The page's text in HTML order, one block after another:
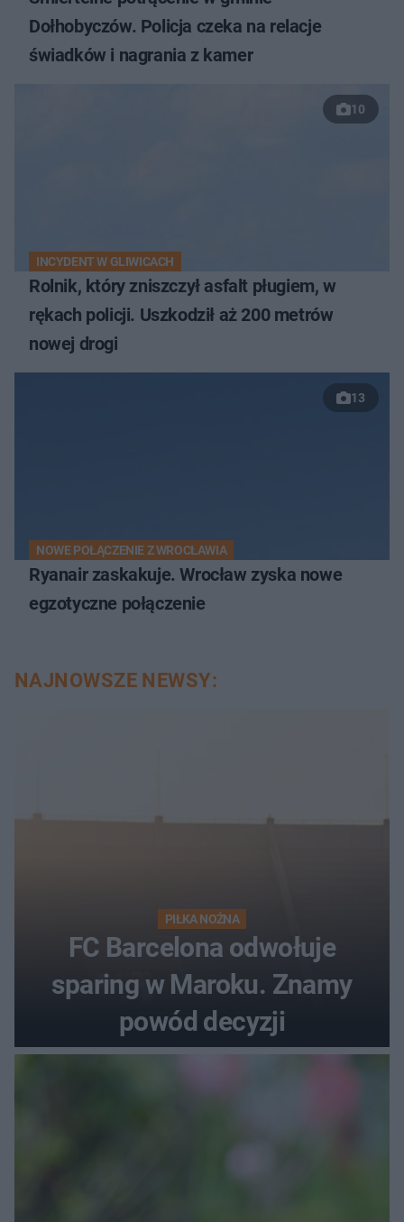
Dołhobyczów. Policja czeka na relacje
świadków i nagrania z kamer
10
INCYDENT W GLIWICACH
Rolnik, który zniszczył asfalt pługiem, w
rękach policji. Uszkodził aż 200 metrów
nowej drogi
13
NOWE POŁĄCZENIE Z WROCŁAWIA
Ryanair zaskakuje. Wrocław zyska nowe
egzotyczne połączenie
NAJNOWSZE NEWSY:
PIŁKA NOŻNA
FC Barcelona odwołuje
sparing w Maroku. Znamy
powód decyzji